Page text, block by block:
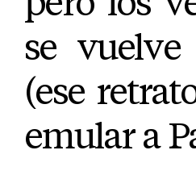
se vuelve
(ese
emular a